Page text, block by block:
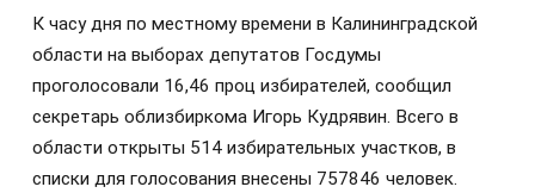
К часу дня по местному времени в Калининградской
области на выборах депутатов Госдумы
проголосовали 16,46 проц избирателей, сообщил
секретарь облизбиркома Игорь Кудрявин. Всего в
области открыты 514 избирательных участков, в
списки для голосования внесены 757846 человек.